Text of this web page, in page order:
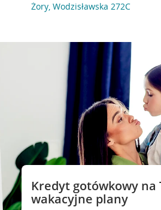
Żory, Wodzisławska 272C
Kredyt gotówkowy na
wakacyjne plany